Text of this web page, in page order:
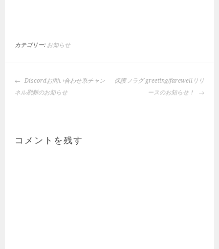
カテゴリー: お知らせ
投
稿
ー
Discordお問い合わせ系チャン
ネル刷新のお知らせ
保護フラグ greeting/farewellリリ
ースのお知らせ！
コメントを残す